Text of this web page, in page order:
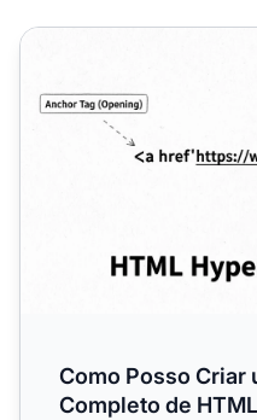
Como Posso Criar um
Como Posso Criar
Completo de HTML